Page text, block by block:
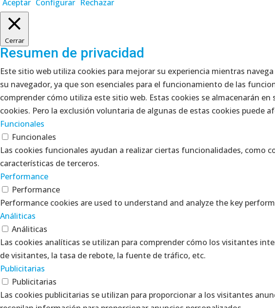
Aceptar Configurar Rechazar
Cerrar
Resumen de privacidad
Este sitio web utiliza cookies para mejorar su experiencia mientras
su navegador, ya que son esenciales para el funcionamiento de las
comprender cómo utiliza este sitio web. Estas cookies se almacenarán
cookies. Pero la exclusión voluntaria de algunas de estas cookies puede
Funcionales
Funcionales
Las cookies funcionales ayudan a realizar ciertas funcionalidades,
características de terceros.
Performance
Performance
Performance cookies are used to understand and analyze the key
Análiticas
Análiticas
Las cookies analíticas se utilizan para comprender cómo los visitantes
de visitantes, la tasa de rebote, la fuente de tráfico, etc.
Publicitarias
Publicitarias
Las cookies publicitarias se utilizan para proporcionar a los visitantes